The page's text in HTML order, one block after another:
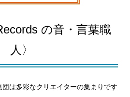
の音・言葉職
人〉
は多彩なクリエイターの集まりです